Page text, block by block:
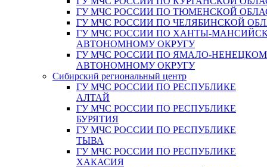
ГУ МЧС РОССИИ ПО ТЮМЕНСКОЙ
ГУ МЧС РОССИИ ПО ЧЕЛЯБИНСКОЙ
ГУ МЧС РОССИИ ПО ХАНТЫ-
АВТОНОМНОМУ ОКРУГУ
ГУ МЧС РОССИИ ПО ЯМАЛО-
АВТОНОМНОМУ ОКРУГУ
Сибирский региональный центр
ГУ МЧС РОССИИ ПО РЕСПУБЛИКЕ
АЛТАЙ
ГУ МЧС РОССИИ ПО РЕСПУБЛИКЕ
БУРЯТИЯ
ГУ МЧС РОССИИ ПО РЕСПУБЛИКЕ
ТЫВА
ГУ МЧС РОССИИ ПО РЕСПУБЛИКЕ
ХАКАСИЯ